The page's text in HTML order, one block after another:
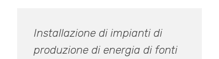
Installazione di impianti di
produzione di energia di fonti